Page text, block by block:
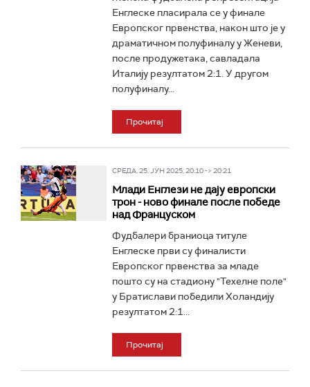
Енглеске пласирала се у финале
Европског првенства, након што је у
драматичном полуфиналу у Женеви,
после продужетака, савладала
Италију резултатом 2:1. У другом
полуфиналу...
Прочитај
СРЕДА, 25. ЈУН 2025, 20:10 -> 20:21
Млади Енглези не дају европски
трон - ново финале после победе
над Француском
Фудбалери браниоца титуле
Енглеске први су финалисти
Европског првенства за младе
пошто су на стадиону "Техелне поле"
у Братислави победили Холандију
резултатом 2:1...
Прочитај